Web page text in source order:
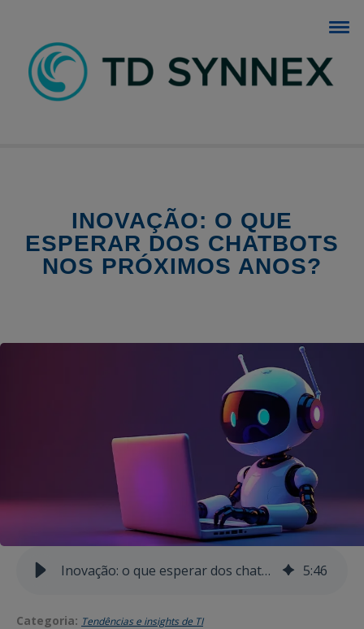
BLOG TD SYNNEX
INOVAÇÃO: O QUE
ESPERAR DOS CHATBOTS
NOS PRÓXIMOS ANOS?
Inovação: o que esperar dos chatbots nos próximos anos? 5:46
Categoria: Tendências e insights de TI